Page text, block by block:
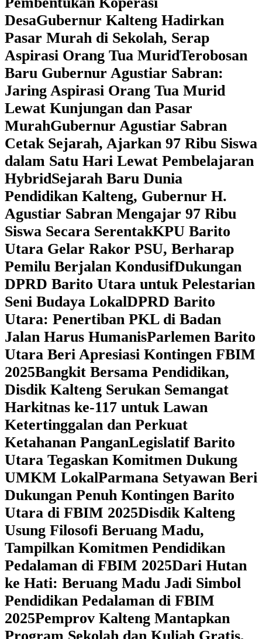
Desa‎Gubernur Kalteng Hadirkan
Pasar Murah di Sekolah, Serap
Aspirasi Orang Tua Murid‎Terobosan
Baru Gubernur Agustiar Sabran:
Jaring Aspirasi Orang Tua Murid
Lewat Kunjungan dan Pasar
MurahGubernur Agustiar Sabran
Cetak Sejarah, Ajarkan 97 Ribu Siswa
dalam Satu Hari Lewat Pembelajaran
HybridSejarah Baru Dunia
Pendidikan Kalteng, Gubernur H.
Agustiar Sabran Mengajar 97 Ribu
Siswa Secara SerentakKPU Barito
Utara Gelar Rakor PSU, Berharap
Pemilu Berjalan KondusifDukungan
DPRD Barito Utara untuk Pelestarian
Seni Budaya LokalDPRD Barito
Utara: Penertiban PKL di Badan
Jalan Harus HumanisParlemen Barito
Utara Beri Apresiasi Kontingen FBIM
2025‎Bangkit Bersama Pendidikan,
Disdik Kalteng Serukan Semangat
Harkitnas ke-117 untuk Lawan
Ketertinggalan dan Perkuat
Ketahanan PanganLegislatif Barito
Utara Tegaskan Komitmen Dukung
UMKM LokalParmana Setyawan Beri
Dukungan Penuh Kontingen Barito
Utara di FBIM 2025Disdik Kalteng
Usung Filosofi Beruang Madu,
Tampilkan Komitmen Pendidikan
Pedalaman di FBIM 2025‎Dari Hutan
ke Hati: Beruang Madu Jadi Simbol
Pendidikan Pedalaman di FBIM
2025‎Pemprov Kalteng Mantapkan